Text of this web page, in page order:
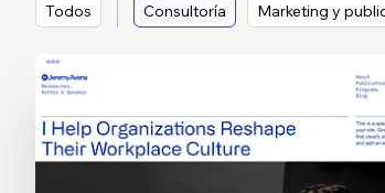
Todos Consultoría Marketing y